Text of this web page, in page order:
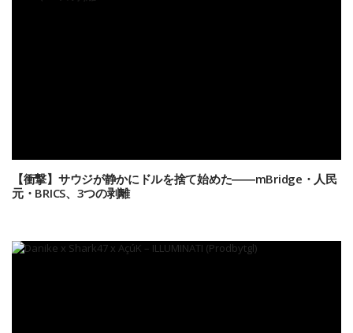
【衝撃】サウジが静かにドルを捨て始めた――mBridge・人民
元・BRICS、3つの剥離